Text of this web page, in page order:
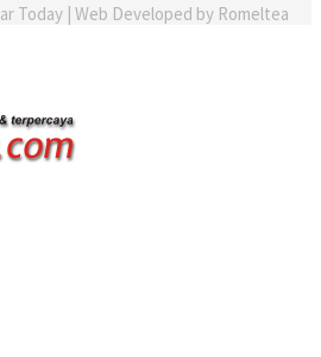
Today | Web Developed by Romeltea